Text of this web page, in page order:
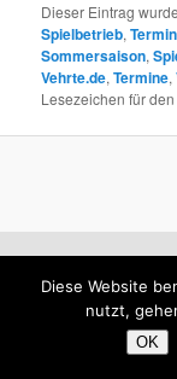
Dieser Eintrag
Spielbetrieb,
Sommersaison,
Vehrte.de,Termine,
Lesezeichen für den
Diese Website
nutzt,
OK